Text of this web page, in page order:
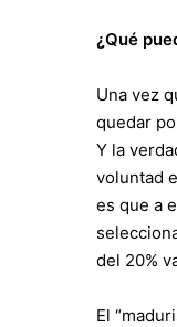
¿Qué
Una vez
quedar
Y la
voluntad
es que a
del 20%
El